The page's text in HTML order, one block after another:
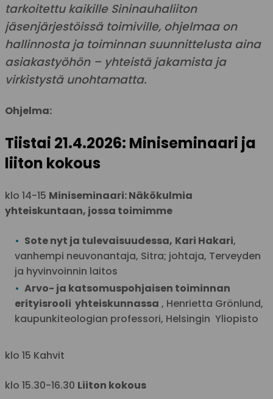
tarkoitettu kaikille Sininauhaliiton
jäsenjärjestöissä toimiville, ohjelmaa on
hallinnosta ja toiminnan suunnittelusta aina
asiakastyöhön – yhteistä jakamista ja
virkistystä unohtamatta.
Ohjelma:
Tiistai 21.4.2026: Miniseminaari ja
liiton kokous
klo 14-15 Miniseminaari: Näkökulmia
yhteiskuntaan, jossa toimimme
Sote nyt ja tulevaisuudessa, Kari Hakari,
vanhempi neuvonantaja, Sitra; johtaja, Terveyden
ja hyvinvoinnin laitos
Arvo- ja katsomuspohjaisen toiminnan
erityisrooli yhteiskunnassa , Henrietta Grönlund,
kaupunkiteologian professori, Helsingin Yliopisto
klo 15 Kahvit
klo 15.30-16.30 Liiton kokous